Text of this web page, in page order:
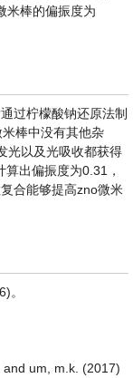
米棒的偏振度为
过柠檬酸钠还原法制
棒中没有其他杂
光以及光吸收都获得
出偏振度为0.31，
合能够提高zno微米
。
um, m.k. (2017)